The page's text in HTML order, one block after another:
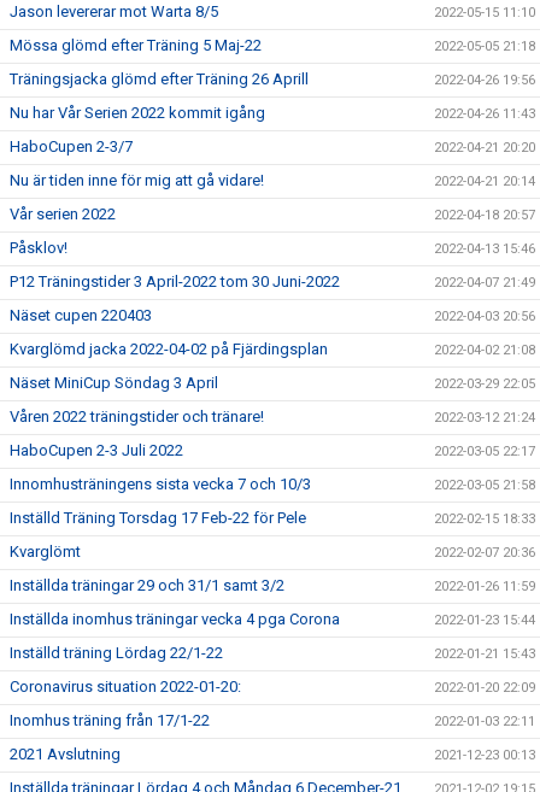
Jason levererar mot Warta 8/5 2022-05-15 11:10
Mössa glömd efter Träning 5 Maj-22 2022-05-05 21:18
Träningsjacka glömd efter Träning 26 Aprill 2022-04-26 19:56
Nu har Vår Serien 2022 kommit igång 2022-04-26 11:43
HaboCupen 2-3/7 2022-04-21 20:20
Nu är tiden inne för mig att gå vidare! 2022-04-21 20:14
Vår serien 2022 2022-04-18 20:57
Påsklov! 2022-04-13 15:46
P12 Träningstider 3 April-2022 tom 30 Juni-2022 2022-04-07 21:49
Näset cupen 220403 2022-04-03 20:56
Kvarglömd jacka 2022-04-02 på Fjärdingsplan 2022-04-02 21:08
Näset MiniCup Söndag 3 April 2022-03-29 22:05
Våren 2022 träningstider och tränare! 2022-03-12 21:24
HaboCupen 2-3 Juli 2022 2022-03-05 22:17
Innomhusträningens sista vecka 7 och 10/3 2022-03-05 21:58
Inställd Träning Torsdag 17 Feb-22 för Pele 2022-02-15 18:33
Kvarglömt 2022-02-07 20:36
Inställda träningar 29 och 31/1 samt 3/2 2022-01-26 11:59
Inställda inomhus träningar vecka 4 pga Corona 2022-01-23 15:44
Inställd träning Lördag 22/1-22 2022-01-21 15:43
Coronavirus situation 2022-01-20: 2022-01-20 22:09
Inomhus träning från 17/1-22 2022-01-03 22:11
2021 Avslutning 2021-12-23 00:13
Inställda träningar Lördag 4 och Måndag 6 December-21 2021-12-02 19:15